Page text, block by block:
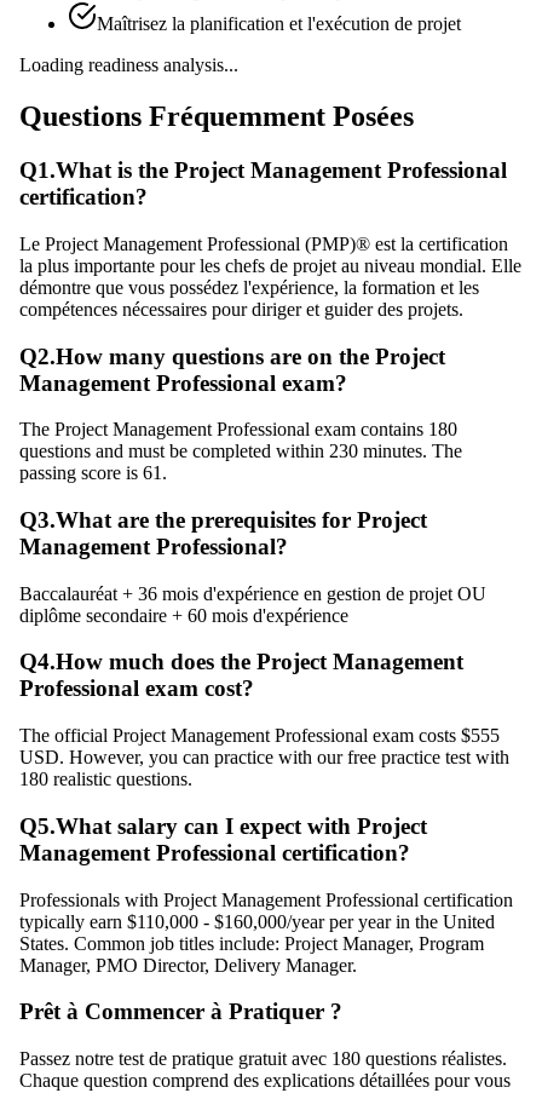
Maîtrisez la planification et l'exécution de projet
Loading readiness analysis...
Questions Fréquemment Posées
Q1.What is the Project Management Professional
certification?
Le Project Management Professional (PMP)® est la certification
la plus importante pour les chefs de projet au niveau mondial. Elle
démontre que vous possédez l'expérience, la formation et les
compétences nécessaires pour diriger et guider des projets.
Q2.How many questions are on the Project
Management Professional exam?
The Project Management Professional exam contains 180
questions and must be completed within 230 minutes. The
passing score is 61.
Q3.What are the prerequisites for Project
Management Professional?
Baccalauréat + 36 mois d'expérience en gestion de projet OU
diplôme secondaire + 60 mois d'expérience
Q4.How much does the Project Management
Professional exam cost?
The official Project Management Professional exam costs $555
USD. However, you can practice with our free practice test with
180 realistic questions.
Q5.What salary can I expect with Project
Management Professional certification?
Professionals with Project Management Professional certification
typically earn $110,000 - $160,000/year per year in the United
States. Common job titles include: Project Manager, Program
Manager, PMO Director, Delivery Manager.
Prêt à Commencer à Pratiquer ?
Passez notre test de pratique gratuit avec 180 questions réalistes.
Chaque question comprend des explications détaillées pour vous